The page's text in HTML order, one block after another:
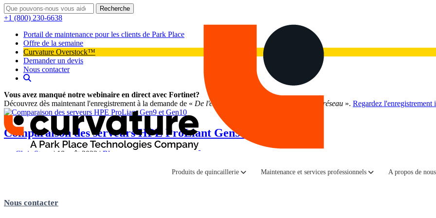
Recherche
+1 (800) 230-6638
Portail de maintenance pour les clients de Park Place
Offre de la semaine
Curvature Overstock™
Demander un devis
Nous contacter
Produits de quincaillerie Maintenance et services professionnels A propos de nous
Vous avez manqué notre webinaire en direct avec Fortinet?
Découvrez dès maintenant l'enregistrement à la demande de « De l'engouement pour l'IA à la réalité du réseau ». Regardez l'enregistrement
Comparaison des serveurs HPE ProLiant Gen9 et Gen10
Chris Stone | 18 août 2022 | Blog
Les serveurs ProLiant de Hewlett Packard EnterprisesHPE sont très utilisés dans le monde entier. Ces serveurs HPE se distinguent par leur
Nous contacter